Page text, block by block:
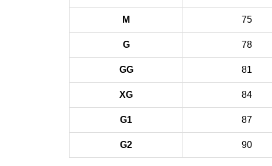
M 75
G 78
GG 81
XG 84
G1 87
G2 90